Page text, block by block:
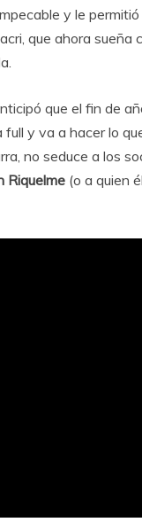
y le
que ahora
que el fin de
y va a hacer lo
no seduce a los
Riquelme (o a quien